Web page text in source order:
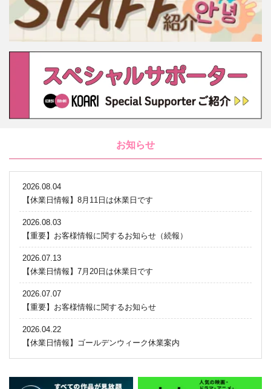
お知らせ
2026.08.04
【休業日情報】8月11日は休業日です
2026.08.03
【重要】お客様情報に関するお知らせ（続報）
2026.07.13
【休業日情報】7月20日は休業日です
2026.07.07
【重要】お客様情報に関するお知らせ
2026.04.22
【休業日情報】ゴールデンウィーク休業案内